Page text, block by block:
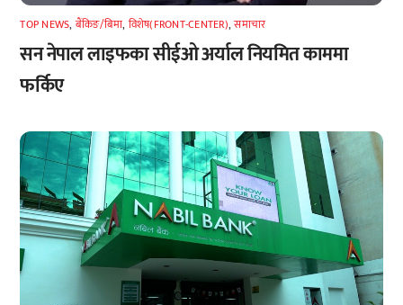
TOP NEWS, बैंकिङ/बिमा, विशेष(FRONT-CENTER),समाचार
सन नेपाल लाइफका सीईओ अर्याल नियमित काममा
फर्किए